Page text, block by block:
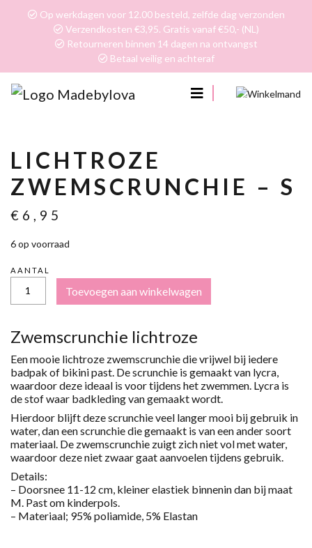
Op werkdagen voor 12.00 besteld, zelfde dag verzonden
Verzendkosten €3,95. Gratis vanaf €50,- (NL)
Retourneren binnen 14 dagen na ontvangst
Betaal veilig en achteraf
0
LICHTROZE
ZWEMSCRUNCHIE – S
€ 6,95
6 op voorraad
AANTAL
LICHTROZE
ZWEMSCRUNCHIE
-
Toevoegen aan winkelwagen
Zwemscrunchie lichtroze
Een mooie lichtroze zwemscrunchie die vrijwel bij iedere
badpak of bikini past. De scrunchie is gemaakt van lycra,
waardoor deze ideaal is voor tijdens het zwemmen. Lycra is
de stof waar badkleding van gemaakt wordt.
Hierdoor blijft deze scrunchie veel langer mooi bij gebruik in
water, dan een scrunchie die gemaakt is van een ander soort
materiaal. De zwemscrunchie zuigt zich niet vol met water,
waardoor deze niet zwaar gaat aanvoelen tijdens gebruik.
Details:
– Doorsnee 11-12 cm, kleiner elastiek binnenin dan bij maat
M. Past om kinderpols.
– Materiaal; 95% poliamide, 5% Elastan